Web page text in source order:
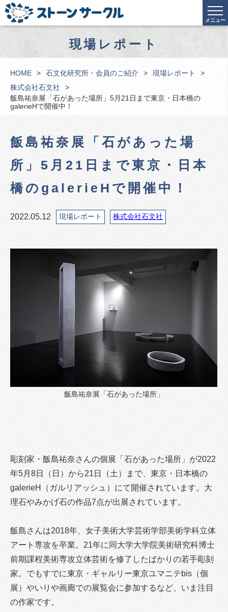
メニュー
現場レポート
HOME 石文化研究所・会員のご紹介
現場レポート
株式会社石文社
飯島祐奈展「石があった場所」5月21日まで東京・日本橋の
galerieHで開催中！
飯島祐奈展「石があった場
所」5月21日まで東京・日本
橋のgalerieHで開催中！
2022.05.12 現場レポート 株式会社石文社
飯島祐奈展「石があった場所」
彫刻家・飯島祐奈さんの個展「石があった場所」が2022
年5月8日（日）から21日（土）まで、東京・日本橋の
galerieH（ガルリアッシュ）にて開催されています。大
理石やみかげ石の作品7点が出展されています。
飯島さんは2018年、女子美術大学芸術学部美術学科立体
アート専攻を卒業。21年に同大学大学院美術研究科博士
前期課程美術専攻立体芸術を修了したばかりの若手彫刻
家。でもすでに東京・ギャルリー東京ユマニテbis（個
展）やいりや画廊での展覧会に参加するなど、いま注目
の作家です。